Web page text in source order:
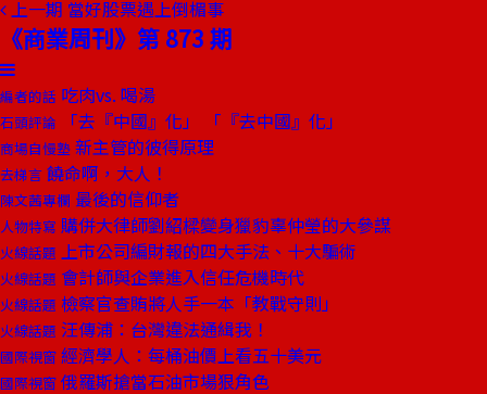
上一期 當好股票遇上倒楣事
《商業周刊》第 873 期
編者的話 吃肉vs. 喝湯
石頭評論 「去『中國』化」 「『去中國』化」
商場自慢塾 新主管的彼得原理
去梯言 饒命啊，大人！
陳文茜專欄 最後的信仰者
人物特寫 購併大律師劉紹樑變身獵豹辜仲瑩的大參謀
火線話題 上市公司編財報的四大手法、十大騙術
火線話題 會計師與企業進入信任危機時代
火線話題 檢察官查賄將人手一本「教戰守則」
火線話題 汪傳浦：台灣違法通緝我！
國際視窗 經濟學人：每桶油價上看五十美元
國際視窗 俄羅斯搶當石油市場狠角色